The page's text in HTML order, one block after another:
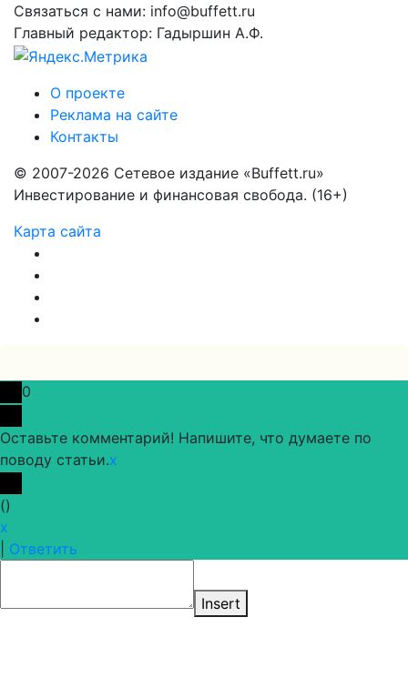
Связаться с нами: info@buffett.ru
Главный редактор: Гадыршин А.Ф.
О проекте
Реклама на сайте
Контакты
© 2007-2026 Сетевое издание «Buffett.ru»
Инвестирование и финансовая свобода. (16+)
Карта сайта
0
Оставьте комментарий! Напишите, что думаете по
поводу статьи.x
()
x
Ответить
Insert